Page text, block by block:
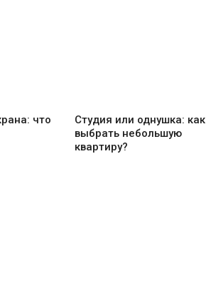
что
Студия или однушка: как
выбрать небольшую
квартиру?